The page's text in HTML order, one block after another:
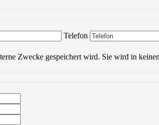
Bitte lasse dieses Feld leer.
Telefon
Zwecke gespeichert wird. Sie wird in